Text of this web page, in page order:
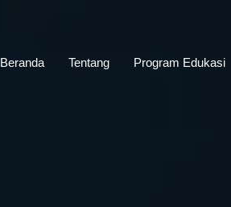
Beranda Tentang Program Edukasi